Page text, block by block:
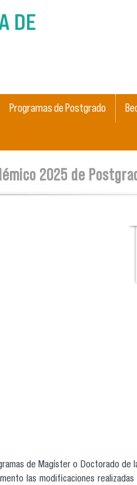
Programas de Postgrado
2025 de
de Magíster o Doctorado de
las modificaciones realizadas